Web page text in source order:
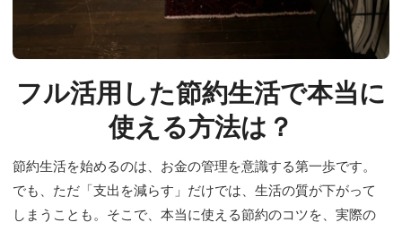
フル活用した節約生活で本当に
使える方法は？
節約生活を始めるのは、お金の管理を意識する第一歩です。
でも、ただ「支出を減らす」だけでは、生活の質が下がって
しまうことも。そこで、本当に使える節約のコツを、実際の